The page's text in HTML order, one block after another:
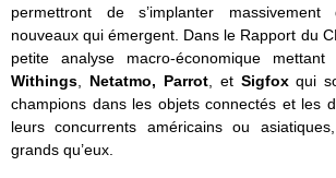
permettront de s’implanter
nouveaux qui émergent. Dans le Rapport du
petite analyse macro-économique
Withings
Netatmo, Parrot, et Sigfoxqui
champions dans les objets connectés et les
leurs concurrents américains ou
grands qu’eux.